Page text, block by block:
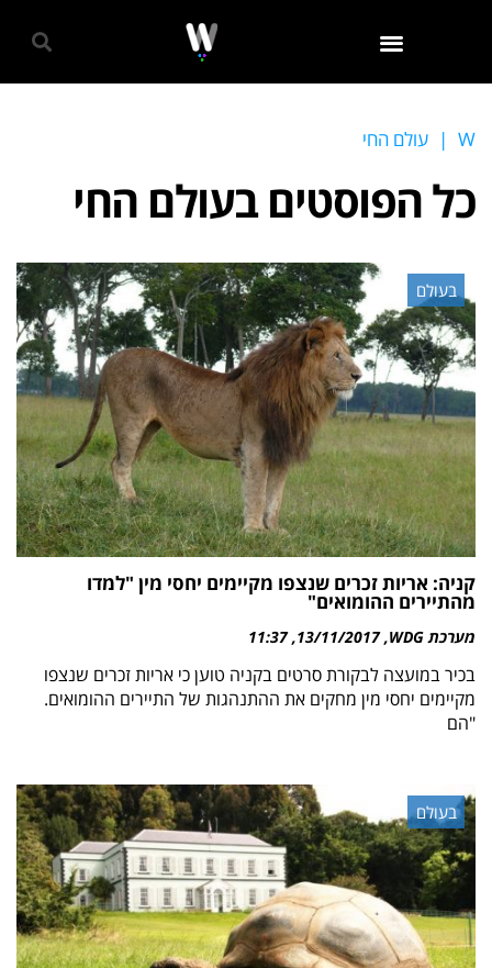
W
| עולם החי
כל הפוסטים בעולם החי
בעולם
קניה: אריות זכרים שנצפו מקיימים יחסי מין "למדו
מהתיירים ההומואים"
מערכת WDG 13/11/2017
11:37
בכיר במועצה לבקורת סרטים בקניה טוען כי אריות זכרים שנצפו
מקיימים יחסי מין מחקים את ההתנהגות של התיירים ההומואים.
"הם
בעולם